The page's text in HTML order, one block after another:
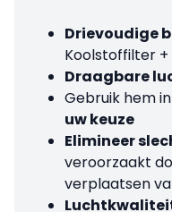
Drievoudige
Koolstoffilter
Draagbare
Gebruik hem
uw keuze
Elimineer
veroorzaakt
verplaatsen